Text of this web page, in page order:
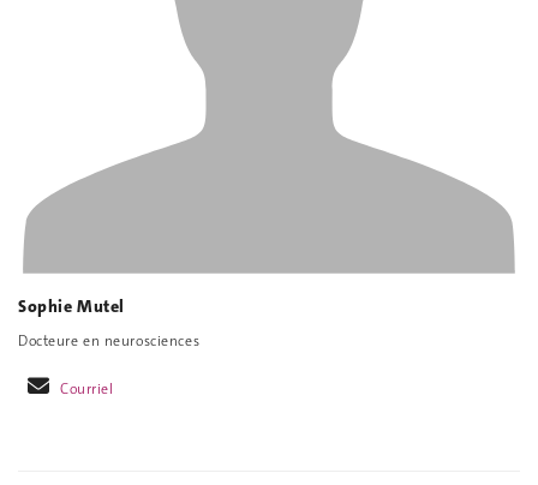
Sophie Mutel
Docteure en neurosciences
Courriel